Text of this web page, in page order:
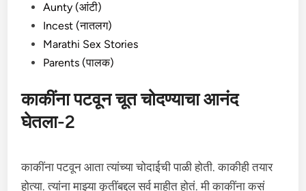
Aunty (आंटी)
Incest (नातलग)
Marathi Sex Stories
Parents (पालक)
काकींना पटवून चूत चोदण्याचा आनंद
घेतला-2
काकींना पटवून आता त्यांच्या चोदाईची पाळी होती. काकीही तयार
होत्या. त्यांना माझ्या कृतींबद्दल सर्व माहीत होतं. मी काकींना कसं